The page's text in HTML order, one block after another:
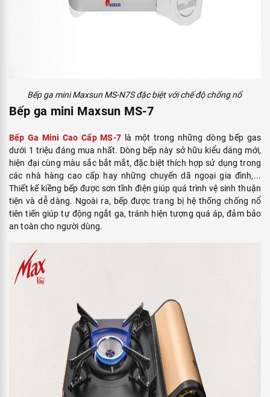
Bếp ga mini Maxsun MS-N7S đặc biệt với chế độ chống nổ
Bếp ga mini Maxsun MS-7
Bếp Ga Mini Cao Cấp MS-7là một trong những dòng bếp gas
dưới 1 triệu đáng mua nhất. Dòng bếp này sở hữu kiểu dáng mới,
hiện đại cùng màu sắc bắt mắt, đặc biệt thích hợp sử dụng trong
các nhà hàng cao cấp hay những chuyến dã ngoại gia đình,...
Thiết kế kiềng bếp được sơn tĩnh điện giúp quá trình vệ sinh thuận
tiện và dễ dàng. Ngoài ra, bếp được trang bị hệ thống chống nổ
tiên tiến giúp tự động ngắt ga, tránh hiện tượng quá áp, đảm bảo
an toàn cho người dùng.